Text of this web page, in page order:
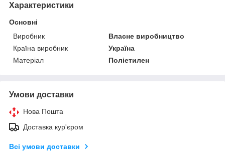
Характеристики
Основні
Виробник
Власне виробництво
Країна виробник
Україна
Матеріал
Поліетилен
Умови доставки
Нова Пошта
Доставка кур'єром
Всі умови доставки